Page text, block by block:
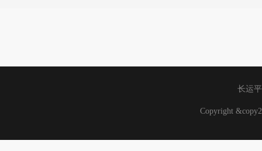
长运
Copyright